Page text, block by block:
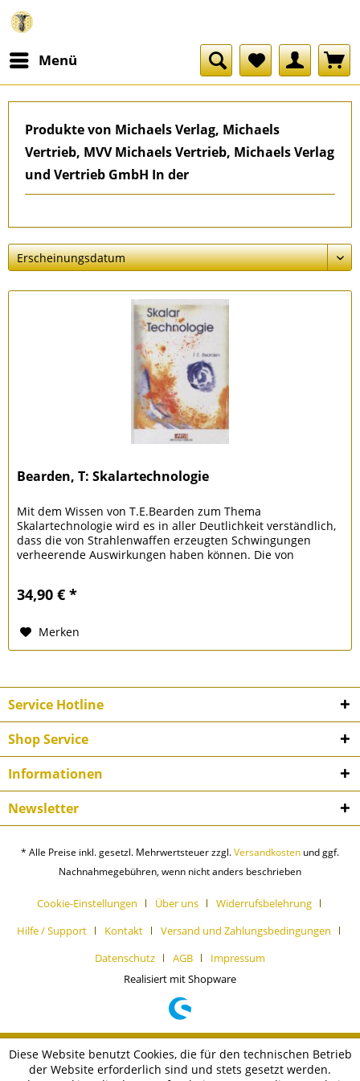
Menü
Produkte von Michaels Verlag, Michaels
Vertrieb, MVV Michaels Vertrieb, Michaels Verlag
und Vertrieb GmbH In der
Bearden, T: Skalartechnologie
Mit dem Wissen von T.E.Bearden zum Thema
Skalartechnologie wird es in aller Deutlichkeit verständlich,
dass die von Strahlenwaffen erzeugten Schwingungen
verheerende Auswirkungen haben können. Die von
34,90 € *
Merken
Service Hotline
Shop Service
Informationen
Newsletter
* Alle Preise inkl. gesetzl. Mehrwertsteuer zzgl.Versandkosten und ggf.
Nachnahmegebühren, wenn nicht anders beschrieben
Cookie-Einstellungen Über uns
Widerrufsbelehrung
Hilfe / Support
Kontakt
Versand und Zahlungsbedingungen
Datenschutz
AGB
Impressum
Realisiert mit Shopware
Diese Website benutzt Cookies, die für den technischen Betrieb
der Website erforderlich sind und stets gesetzt werden.